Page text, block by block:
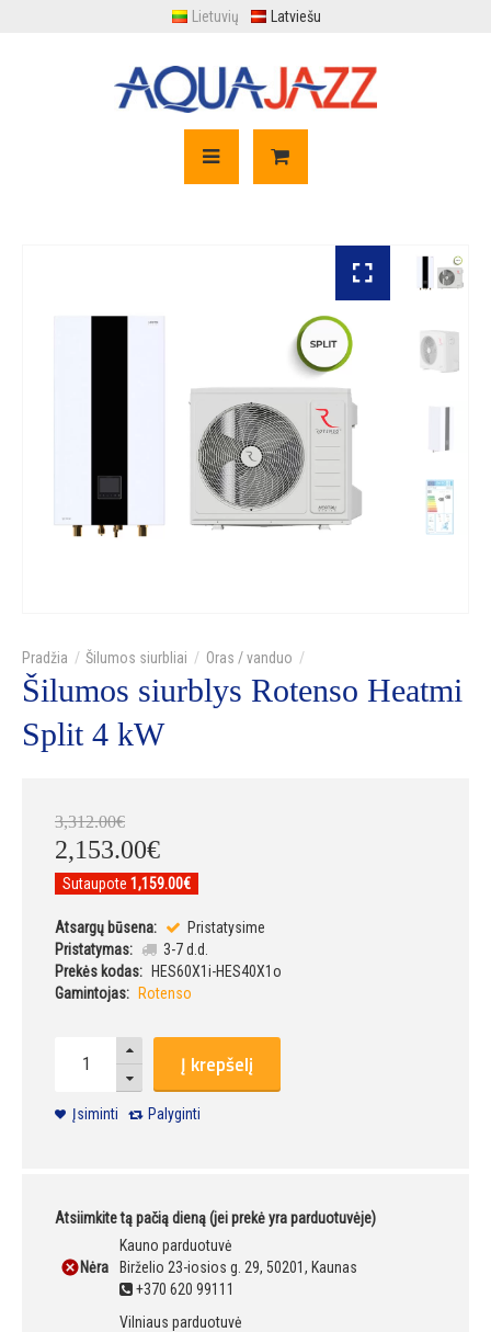
Lietuvių Latviešu
Šilumos siurbliai Oras / vanduo
Šilumos siurblys Rotenso Heatmi
Split 4 kW
3,312.00€
2,153.00€
Sutaupote 1,159.00€
Atsargų būsena:
Pristatysime
Pristatymas:
3-7 d.d.
Prekės kodas:
HES60X1i-HES40X1o
Gamintojas:
Rotenso
Į krepšelį
Įsiminti Palyginti
Atsiimkite tą pačią dieną (jei prekė yra parduotuvėje)
Nėra
Kauno parduotuvė
Birželio 23-iosios g. 29, 50201, Kaunas
+370 620 99111
Vilniaus parduotuvė